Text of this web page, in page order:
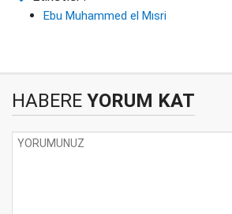
Ebu Muhammed el Mısri
HABERE YORUM KAT